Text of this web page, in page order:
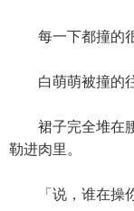
每一下都撞的很
白萌萌被撞的往
裙子完全堆在腰
勒进肉里。
「说，谁在操你